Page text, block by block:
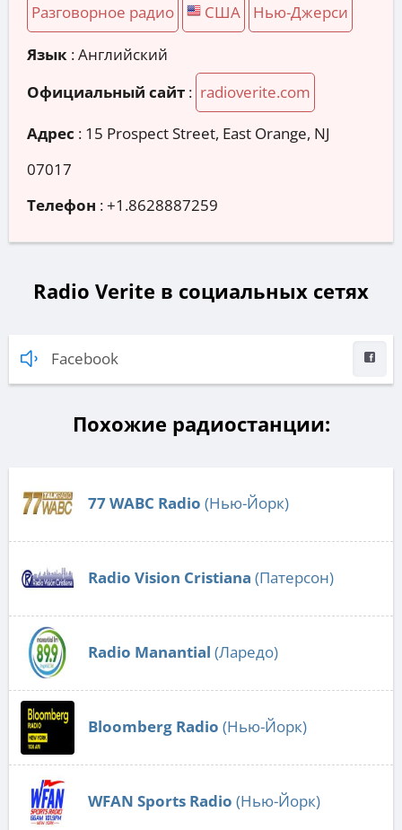
Разговорное радио США Нью-Джерси
Язык : Английский
Официальный сайт : radioverite.com
Адрес : 15 Prospect Street, East Orange, NJ
07017
Телефон :+1.8628887259
Radio Verite в социальных сетях
Facebook
Похожие радиостанции:
77 WABC Radio (Нью-Йорк)
Radio Vision Cristiana (Патерсон)
Radio Manantial (Ларедо)
Bloomberg Radio (Нью-Йорк)
WFAN Sports Radio (Нью-Йорк)